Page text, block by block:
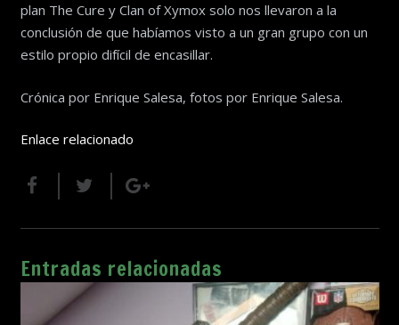
plan The Cure y Clan of Xymox solo nos llevaron a la
conclusión de que habíamos visto a un gran grupo con un
estilo propio difícil de encasillar.
Crónica por Enrique Salesa, fotos por Enrique Salesa.
Enlace relacionado
Entradas relacionadas